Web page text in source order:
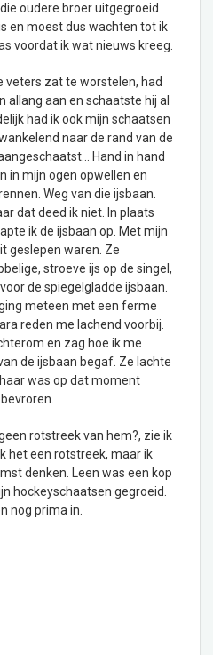
oudere broer uitgegroeid
en moest dus wachten tot ik
voordat ik wat nieuws kreeg.
veters zat te worstelen, had
allang aan en schaatste hij al
had ik ook mijn schaatsen
naar de rand van de
Hand in hand
in mijn ogen opwellen en
Weg van die ijsbaan.
dat deed ik niet. In plaats
ik de ijsbaan op. Met mijn
geslepen waren. Ze
stroeve ijs op de singel,
de spiegelgladde ijsbaan.
meteen met een ferme
reden me lachend voorbij.
en zag hoe ik me
de ijsbaan begaf. Ze lachte
was op dat moment
rotstreek van hem?, zie ik
het een rotstreek, maar ik
denken. Leen was een kop
hockeyschaatsen gegroeid.
nog prima in.